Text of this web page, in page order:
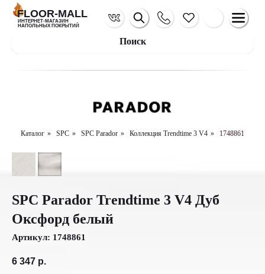
Поиск
FLOOR-MALL
ИНТЕРНЕТ-МАГАЗИН
НАПОЛЬНЫХ ПОКРЫТИЙ
Каталог » SPC » SPC Parador » Коллекция Trendtime 3 V4 » 1748861
SPC Parador Trendtime 3 V4 Дуб
Оксфорд белый
Артикул: 1748861
6 347 р.